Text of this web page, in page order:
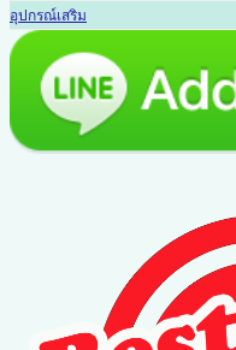
อุปกรณ์เสริม